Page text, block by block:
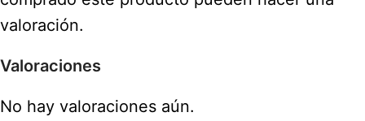
Valoraciones
No hay valoraciones aún.
valoración.